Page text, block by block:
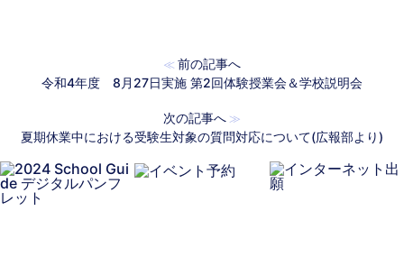
≪ 前の記事へ
令和4年度 8月27日実施 第2回体験授業会＆学校説明会
次の記事へ ≫
夏期休業中における受験生対象の質問対応について(広報部より)